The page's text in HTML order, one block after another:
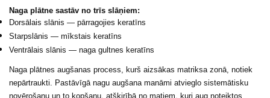
Naga plātne sastāv no trīs slāņiem:
Dorsālais slānis — pārragojies keratīns
Starpslānis — mīkstais keratīns
Ventrālais slānis — naga gultnes keratīns
Naga plātnes augšanas process, kurš aizsākas matriksa zonā, notiek
nepārtraukti. Pastāvīgā nagu augšana manāmi atvieglo sistemātisku
novērošanu un to kopšanu, atšķirībā no matiem, kuri aug noteiktos